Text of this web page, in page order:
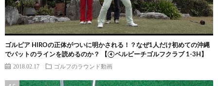
ゴルピア HIROの正体がついに明かされる！？なぜ1人だけ初めての沖縄
でパットのラインを読めるのか？ 【④ベルビーチゴルフクラブ 1-3H】
2018.02.17 ゴルフのラウンド動画